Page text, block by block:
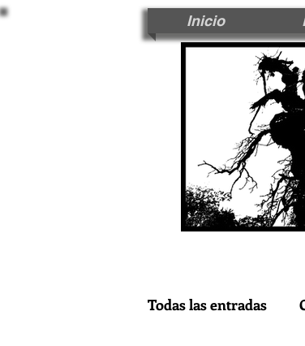
Inicio
Todas las entradas